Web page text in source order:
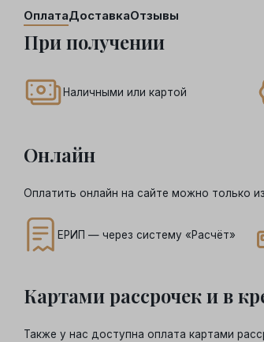
Оплата
При получении
Наличными или картой
Онлайн
Оплатить онлайн на сайте можно только
ЕРИП — через систему «Расчёт»
Картами рассрочек и в
Также у нас доступна оплата картами
ДоставкаОтзывы